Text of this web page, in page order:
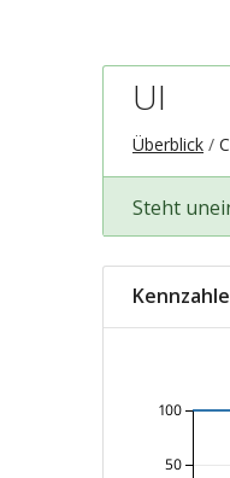
UI
Überblick
Steht
50
100